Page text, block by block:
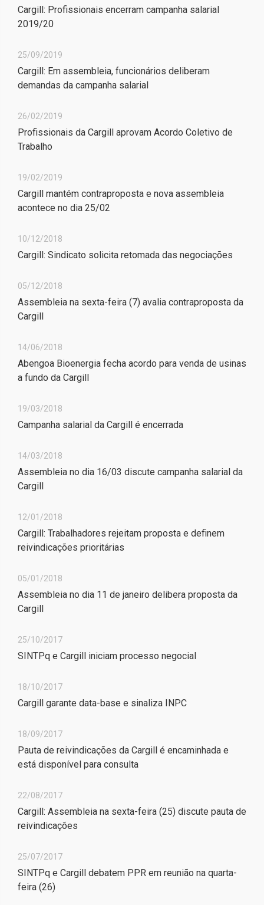
Cargill: Profissionais encerram campanha salarial
2019/20
25/09/2019
Cargill: Em assembleia, funcionários deliberam
demandas da campanha salarial
26/02/2019
Profissionais da Cargill aprovam Acordo Coletivo de
Trabalho
19/02/2019
Cargill mantém contraproposta e nova assembleia
acontece no dia 25/02
10/12/2018
Cargill: Sindicato solicita retomada das negociações
05/12/2018
Assembleia na sexta-feira (7) avalia contraproposta da
Cargill
14/06/2018
Abengoa Bioenergia fecha acordo para venda de usinas
a fundo da Cargill
19/03/2018
Campanha salarial da Cargill é encerrada
14/03/2018
Assembleia no dia 16/03 discute campanha salarial da
Cargill
12/01/2018
Cargill: Trabalhadores rejeitam proposta e definem
reivindicações prioritárias
05/01/2018
Assembleia no dia 11 de janeiro delibera proposta da
Cargill
25/10/2017
SINTPq e Cargill iniciam processo negocial
18/10/2017
Cargill garante data-base e sinaliza INPC
18/09/2017
Pauta de reivindicações da Cargill é encaminhada e
está disponível para consulta
22/08/2017
Cargill: Assembleia na sexta-feira (25) discute pauta de
reivindicações
25/07/2017
SINTPq e Cargill debatem PPR em reunião na quarta-
feira (26)